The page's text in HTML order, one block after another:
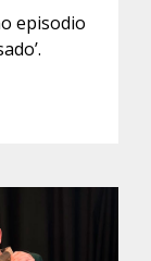
episodio